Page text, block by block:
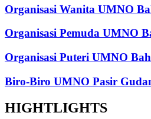
Organisasi Wanita UMNO
Organisasi Pemuda UMNO
Organisasi Puteri UMNO
Biro-Biro UMNO Pasir
HIGHTLIGHTS